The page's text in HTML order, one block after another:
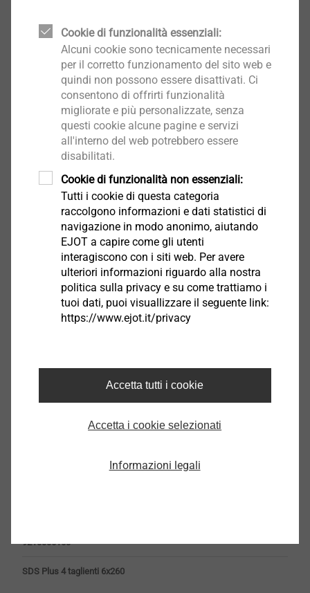
Product data sheet.pdf 176 KB
SDS Plus 4 taglienti 5x260
9210006160
SDS Plus 4 taglienti 6x260
Cookie di funzionalità essenziali:
Alcuni cookie sono tecnicamente necessari
per il corretto funzionamento del sito web e
quindi non possono essere disattivati. Ci
consentono di offrirti funzionalità
migliorate e più personalizzate, senza
questi cookie alcune pagine e servizi
all'interno del web potrebbero essere
disabilitati.
Cookie di funzionalità non essenziali:
Tutti i cookie di questa categoria
raccolgono informazioni e dati statistici di
navigazione in modo anonimo, aiutando
EJOT a capire come gli utenti
interagiscono con i siti web. Per avere
ulteriori informazioni riguardo alla nostra
politica sulla privacy e su come trattiamo i
tuoi dati, puoi visuallizzare il seguente link:
https://www.ejot.it/privacy
Accetta tutti i cookie
Accetta i cookie selezionati
Informazioni legali